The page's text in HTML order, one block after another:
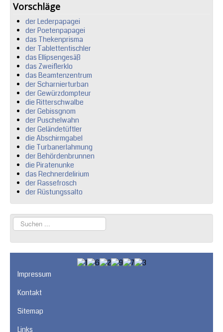
Vorschläge
der Lederpapagei
der Poetenpapagei
das Thekenprisma
der Tablettentischler
das Ellipsengesäß
das Zweiflerklo
das Beamtenzentrum
der Scharnierturban
der Gewürzdompteur
die Ritterschwalbe
der Gebissgnom
der Puschelwahn
der Geländetüftler
die Abschirmgabel
die Turbanerlahmung
der Behördenbrunnen
die Piratenunke
das Rechnerdelirium
der Rassefrosch
der Rüstungssalto
Suchen
...
Impressum
Kontakt
Sitemap
Links